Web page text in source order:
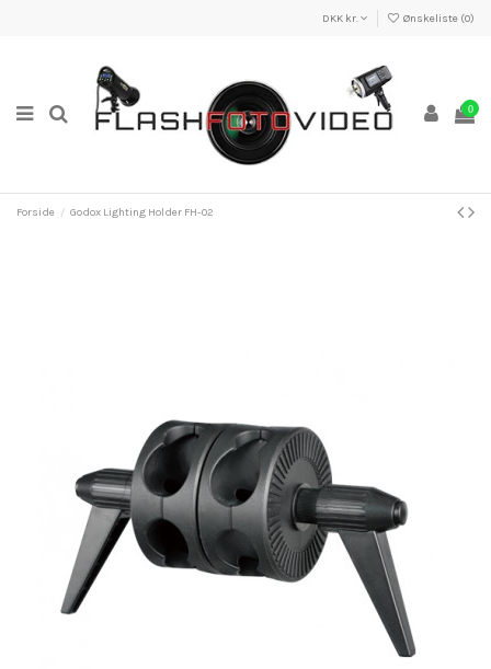
DKK kr. Ønskeliste (0)
0
Forside Godox Lighting Holder FH-02